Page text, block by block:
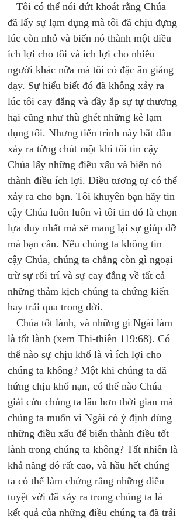
Tôi có thể nói dứt khoát rằng Chúa
đã lấy sự lạm dụng mà tôi đã chịu đựng
lúc còn nhỏ và biến nó thành một điều
ích lợi cho tôi và ích lợi cho nhiều
người khác nữa mà tôi có đặc ân giảng
dạy. Sự hiểu biết đó đã không xảy ra
lúc tôi cay đắng và đầy ắp sự tự thương
hại cũng như thù ghét những kẻ lạm
dụng tôi. Nhưng tiến trình này bắt đầu
xảy ra từng chút một khi tôi tin cậy
Chúa lấy những điều xấu và biến nó
thành điều ích lợi. Điều tương tự có thể
xảy ra cho bạn. Tôi khuyên bạn hãy tin
cậy Chúa luôn luôn vì tôi tin đó là chọn
lựa duy nhất mà sẽ mang lại sự giúp đỡ
mà bạn cần. Nếu chúng ta không tin
cậy Chúa, chúng ta chẳng còn gì ngoại
trừ sự rối trí và sự cay đắng về tất cả
những thảm kịch chúng ta chứng kiến
hay trải qua trong đời.
Chúa tốt lành, và những gì Ngài làm
là tốt lành (xem Thi-thiên 119:68). Có
thể nào sự chịu khổ là vì ích lợi cho
chúng ta không? Một khi chúng ta đã
hứng chịu khổ nạn, có thể nào Chúa
giải cứu chúng ta lâu hơn thời gian mà
chúng ta muốn vì Ngài có ý định dùng
những điều xấu để biến thành điều tốt
lành trong chúng ta không? Tất nhiên là
khả năng đó rất cao, và hầu hết chúng
ta có thể làm chứng rằng những điều
tuyệt vời đã xảy ra trong chúng ta là
kết quả của những điều chúng ta đã trải